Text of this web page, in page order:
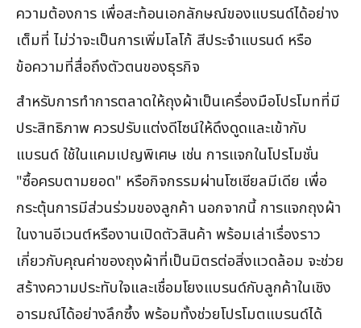
ความต้องการ เพื่อสะท้อนเอกลักษณ์ของแบรนด์ได้อย่าง
เต็มที่ ไม่ว่าจะเป็นการเพิ่มโลโก้ สีประจำแบรนด์ หรือ
ข้อความที่สื่อถึงตัวตนของธุรกิจ
สำหรับการทำการตลาดให้ถุงผ้าเป็นเครื่องมือโปรโมทที่มี
ประสิทธิภาพ ควรปรับแต่งดีไซน์ให้ดึงดูดและเข้ากับ
แบรนด์ ใช้ในแคมเปญพิเศษ เช่น การแจกในโปรโมชั่น
"ซื้อครบตามยอด" หรือกิจกรรมผ่านโซเชียลมีเดีย เพื่อ
กระตุ้นการมีส่วนร่วมของลูกค้า นอกจากนี้ การแจกถุงผ้า
ในงานอีเวนต์หรืองานเปิดตัวสินค้า พร้อมเล่าเรื่องราว
เกี่ยวกับคุณค่าของถุงผ้าที่เป็นมิตรต่อสิ่งแวดล้อม จะช่วย
สร้างความประทับใจและเชื่อมโยงแบรนด์กับลูกค้าในเชิง
อารมณ์ได้อย่างลึกซึ้ง พร้อมทั้งช่วยโปรโมตแบรนด์ได้